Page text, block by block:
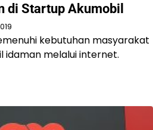
di Startup Akumobil
kebutuhan masyarakat
idaman melalui internet.